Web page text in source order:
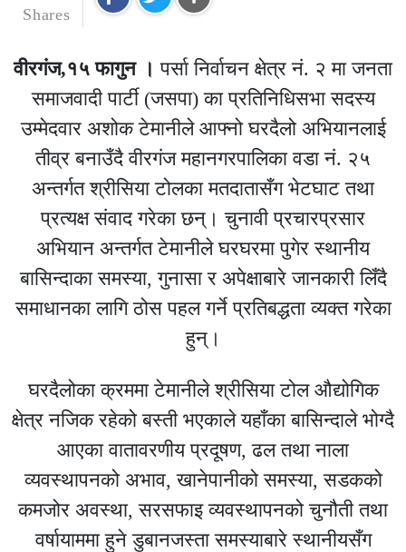
Shares
वीरगंज,१५ फागुन । पर्सा निर्वाचन क्षेत्र नं. २ मा जनता
समाजवादी पार्टी (जसपा) का प्रतिनिधिसभा सदस्य
उम्मेदवार अशोक टेमानीले आफ्नो घरदैलो अभियानलाई
तीव्र बनाउँदै वीरगंज महानगरपालिका वडा नं. २५
अन्तर्गत श्रीसिया टोलका मतदातासँग भेटघाट तथा
प्रत्यक्ष संवाद गरेका छन्। चुनावी प्रचारप्रसार
अभियान अन्तर्गत टेमानीले घरघरमा पुगेर स्थानीय
बासिन्दाका समस्या, गुनासा र अपेक्षाबारे जानकारी लिँदै
समाधानका लागि ठोस पहल गर्ने प्रतिबद्धता व्यक्त गरेका
हुन्।
घरदैलोका क्रममा टेमानीले श्रीसिया टोल औद्योगिक
क्षेत्र नजिक रहेको बस्ती भएकाले यहाँका बासिन्दाले भोग्दै
आएका वातावरणीय प्रदूषण, ढल तथा नाला
व्यवस्थापनको अभाव, खानेपानीको समस्या, सडकको
कमजोर अवस्था, सरसफाइ व्यवस्थापनको चुनौती तथा
वर्षायाममा हुने डुबानजस्ता समस्याबारे स्थानीयसँग